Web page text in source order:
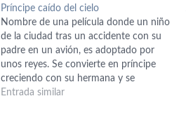
Príncipe caído del cielo
Nombre de una película donde un niño
de la ciudad tras un accidente con su
padre en un avión, es adoptado por
unos reyes. Se convierte en príncipe
creciendo con su hermana y se
enamoran... A escondida de sus padres
Entrada similar